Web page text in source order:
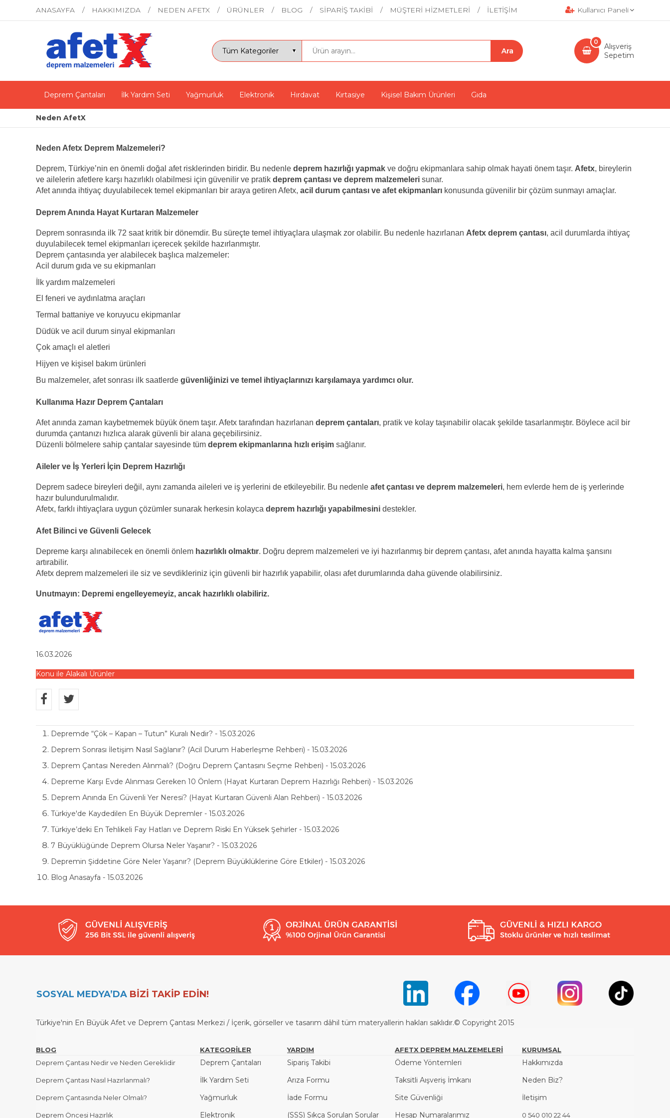
ANASAYFA HAKKIMIZDA NEDEN AFETX ÜRÜNLER BLOG SİPARİŞ TAKİBİ MÜŞTERİ HİZMETLERİ İLETİŞİM Kullanıcı Paneli
Alışveriş
Sepetim
0
Deprem Çantaları İlk Yardım Seti Yağmurluk Elektronik Hırdavat Kırtasiye Kişisel Bakım Ürünleri Gıda
Neden AfetX
Neden Afetx Deprem Malzemeleri?
Deprem, Türkiye’nin en önemli doğal afet risklerinden biridir. Bu nedenle deprem hazırlığı yapmak ve doğru ekipmanlara sahip olmak hayati önem taşır. Afetx, bireylerin
ve ailelerin afetlere karşı hazırlıklı olabilmesi için güvenilir ve pratik deprem çantası ve deprem malzemeleri sunar.
Afet anında ihtiyaç duyulabilecek temel ekipmanları bir araya getiren Afetx, acil durum çantası ve afet ekipmanları konusunda güvenilir bir çözüm sunmayı amaçlar.
Deprem Anında Hayat Kurtaran Malzemeler
Deprem sonrasında ilk 72 saat kritik bir dönemdir. Bu süreçte temel ihtiyaçlara ulaşmak zor olabilir. Bu nedenle hazırlanan Afetx deprem çantası, acil durumlarda ihtiyaç
duyulabilecek temel ekipmanları içerecek şekilde hazırlanmıştır.
Deprem çantasında yer alabilecek başlıca malzemeler:
Acil durum gıda ve su ekipmanları
İlk yardım malzemeleri
El feneri ve aydınlatma araçları
Termal battaniye ve koruyucu ekipmanlar
Düdük ve acil durum sinyal ekipmanları
Çok amaçlı el aletleri
Hijyen ve kişisel bakım ürünleri
Bu malzemeler, afet sonrası ilk saatlerde güvenliğinizi ve temel ihtiyaçlarınızı karşılamaya yardımcı olur.
Kullanıma Hazır Deprem Çantaları
Afet anında zaman kaybetmemek büyük önem taşır. Afetx tarafından hazırlanan deprem çantaları, pratik ve kolay taşınabilir olacak şekilde tasarlanmıştır. Böylece acil bir
durumda çantanızı hızlıca alarak güvenli bir alana geçebilirsiniz.
Düzenli bölmelere sahip çantalar sayesinde tüm deprem ekipmanlarına hızlı erişim sağlanır.
Aileler ve İş Yerleri İçin Deprem Hazırlığı
Deprem sadece bireyleri değil, aynı zamanda aileleri ve iş yerlerini de etkileyebilir. Bu nedenle afet çantası ve deprem malzemeleri, hem evlerde hem de iş yerlerinde
hazır bulundurulmalıdır.
Afetx, farklı ihtiyaçlara uygun çözümler sunarak herkesin kolayca deprem hazırlığı yapabilmesini destekler.
Afet Bilinci ve Güvenli Gelecek
Depreme karşı alınabilecek en önemli önlem hazırlıklı olmaktır. Doğru deprem malzemeleri ve iyi hazırlanmış bir deprem çantası, afet anında hayatta kalma şansını
artırabilir.
Afetx deprem malzemeleri ile siz ve sevdikleriniz için güvenli bir hazırlık yapabilir, olası afet durumlarında daha güvende olabilirsiniz.
Unutmayın: Depremi engelleyemeyiz, ancak hazırlıklı olabiliriz.
16.03.2026
Konu ile Alakalı Ürünler
Depremde “Çök – Kapan – Tutun” Kuralı Nedir? - 15.03.2026
Deprem Sonrası İletişim Nasıl Sağlanır? (Acil Durum Haberleşme Rehberi) - 15.03.2026
Deprem Çantası Nereden Alınmalı? (Doğru Deprem Çantasını Seçme Rehberi) - 15.03.2026
Depreme Karşı Evde Alınması Gereken 10 Önlem (Hayat Kurtaran Deprem Hazırlığı Rehberi) - 15.03.2026
Deprem Anında En Güvenli Yer Neresi? (Hayat Kurtaran Güvenli Alan Rehberi) - 15.03.2026
Türkiye'de Kaydedilen En Büyük Depremler - 15.03.2026
Türkiye’deki En Tehlikeli Fay Hatları ve Deprem Riski En Yüksek Şehirler - 15.03.2026
7 Büyüklüğünde Deprem Olursa Neler Yaşanır? - 15.03.2026
Depremin Şiddetine Göre Neler Yaşanır? (Deprem Büyüklüklerine Göre Etkiler) - 15.03.2026
Blog Anasayfa - 15.03.2026
SOSYAL MEDYA’DA BİZİ TAKİP EDİN!
Türkiye'nin En Büyük Afet ve Deprem Çantası Merkezi / İçerik, görseller ve tasarım dâhil tüm materyallerin hakları saklıdır.© Copyright 2015
BLOG KATEGORİLER YARDIM AFETX DEPREM MALZEMELERİ
KURUMSAL
Deprem Çantası Nedir ve Neden Gereklidir
Deprem Çantaları Sipariş Takibi Ödeme Yöntemleri Hakkımızda
Deprem Çantası Nasıl Hazırlanmalı? İlk Yardım Seti Arıza Formu Taksitli Aışveriş İmkanı Neden Biz?
Deprem Çantasında Neler Olmalı? Yağmurluk İade Formu Site Güvenliği İletişim
Deprem Öncesi Hazırlık Elektronik (SSS) Sıkça Sorulan Sorular Hesap Numaralarımız 0 540 010 22 44